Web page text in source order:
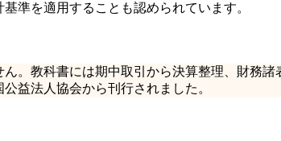
準を適用することも認められています。
。教科書には期中取引から決算整理、財務
益法人協会から刊行されました。